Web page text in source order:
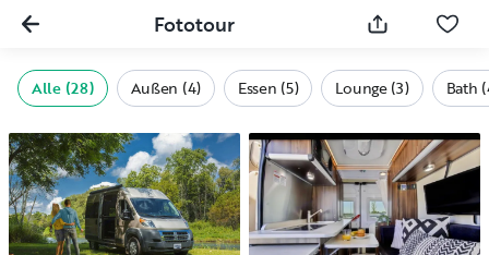
Fototour
Alle (28) Außen (4) Essen (5) Lounge (3) Bath